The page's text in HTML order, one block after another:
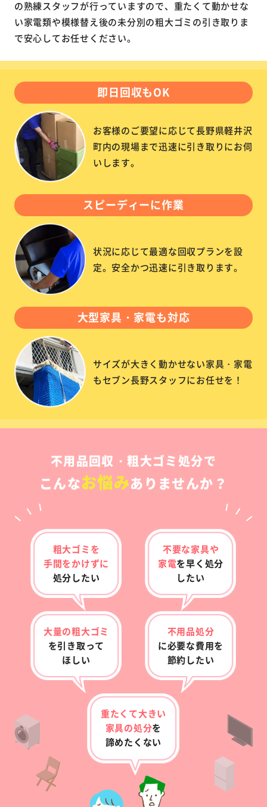
の熟練スタッフが行っていますので、重たくて動かせな
い家電類や模様替え後の未分別の粗大ゴミの引き取りま
で安心してお任せください。
即日回収もOK
お客様のご要望に応じて長野県軽井沢
町内の現場まで迅速に引き取りにお伺
いします。
スピーディーに作業
状況に応じて最適な回収プランを設
定。安全かつ迅速に引き取ります。
大型家具・家電も対応
サイズが大きく動かせない家具・家電
もセブン長野スタッフにお任せを！
不用品回収・粗大ゴミ処分で
こんなお悩みありませんか？
粗大ゴミを
手間をかけずに
処分したい
不要な家具や
家電を早く 処分
したい
大量の粗大ゴミ
を引き取って
ほしい
不用品処分
に必要な費用を
節約したい
重たくて大きい
家具の処分を
諦めたくない